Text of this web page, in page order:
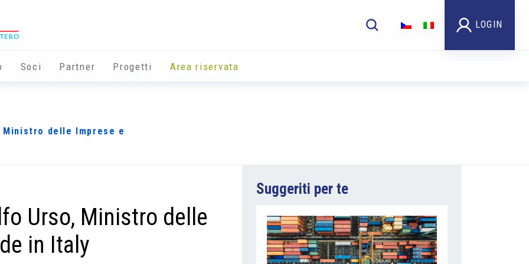
LOGIN
Soci Partner Progetti Area riservata
delle Imprese e
Urso, Ministro delle
in Italy
Suggeriti per te